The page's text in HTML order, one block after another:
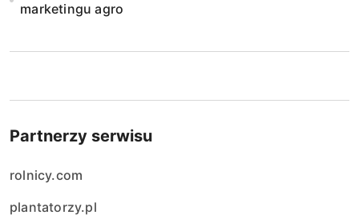
marketingu agro
Partnerzy serwisu
rolnicy.com
plantatorzy.pl